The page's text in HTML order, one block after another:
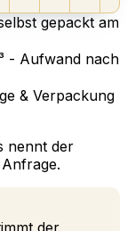
gepackt am
- Aufwand nach
& Verpackung
nennt der